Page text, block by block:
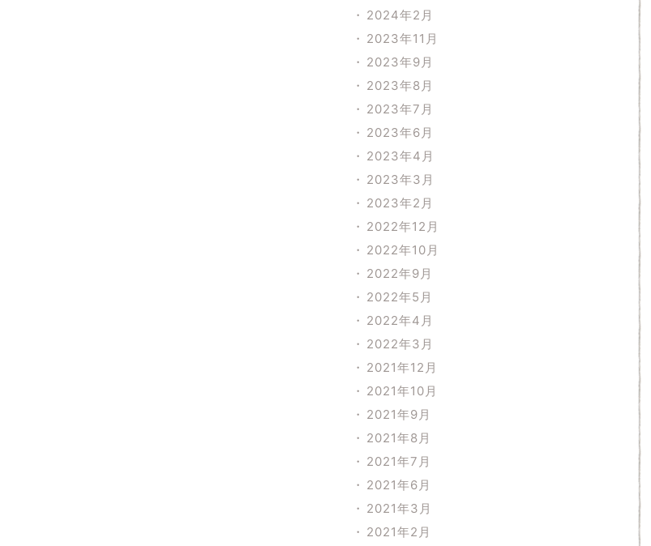
2024年2月
2023年11月
2023年9月
2023年8月
2023年7月
2023年6月
2023年4月
2023年3月
2023年2月
2022年12月
2022年10月
2022年9月
2022年5月
2022年4月
2022年3月
2021年12月
2021年10月
2021年9月
2021年8月
2021年7月
2021年6月
2021年3月
2021年2月